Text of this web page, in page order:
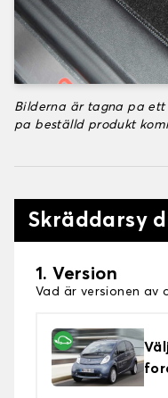
Bilderna är tagna pa ett
pa beställd produkt
Skräddarsy
1. Version
Vad är versionen av